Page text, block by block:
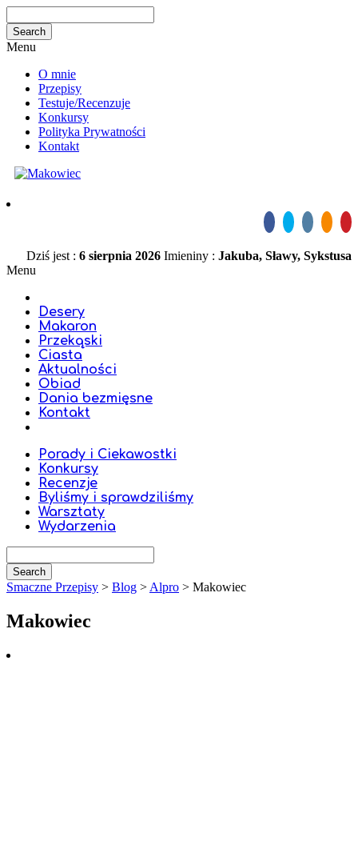
Menu
O mnie
Przepisy
Testuje/Recenzuje
Konkursy
Polityka Prywatności
Kontakt
Dziś jest : 6 sierpnia 2026 Imieniny : Jakuba, Sławy, Sykstusa
Menu
Desery
Makaron
Przekąski
Ciasta
Aktualności
Obiad
Dania bezmięsne
Kontakt
Porady i Ciekawostki
Konkursy
Recenzje
Byliśmy i sprawdziliśmy
Warsztaty
Wydarzenia
Smaczne Przepisy > Blog > Alpro > Makowiec
Makowiec